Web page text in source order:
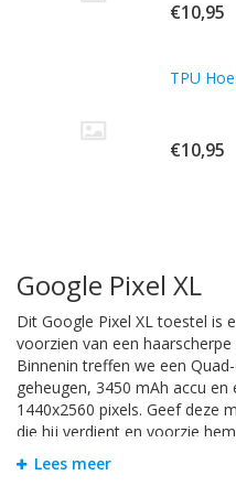
€10,95
TPU
€10,95
Google Pixel XL
Dit Google Pixel XL toestel is
voorzien van een
Binnenin treffen we een
geheugen, 3450 mAh accu
1440x2560 pixels. Geef deze
die hij verdient en voorzie
Zodat u zorgeloos met uw
Lees meer